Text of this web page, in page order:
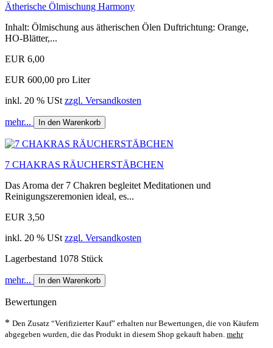
Ätherische Ölmischung Harmony
Inhalt: Ölmischung aus ätherischen Ölen Duftrichtung: Orange,
HO-Blätter,...
EUR 6,00
EUR 600,00 pro Liter
inkl. 20 % USt zzgl. Versandkosten
mehr... In den Warenkorb
7 CHAKRAS RÄUCHERSTÄBCHEN
Das Aroma der 7 Chakren begleitet Meditationen und
Reinigungszeremonien ideal, es...
EUR 3,50
inkl. 20 % USt zzgl. Versandkosten
Lagerbestand 1078 Stück
mehr... In den Warenkorb
Bewertungen
* Den Zusatz “Verifizierter Kauf” erhalten nur Bewertungen, die von Käufern
abgegeben wurden, die das Produkt in diesem Shop gekauft haben. mehr